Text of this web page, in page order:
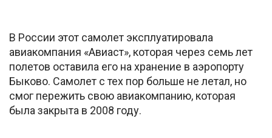
В России этот самолет эксплуатировала
авиакомпания «Авиаст», которая через семь лет
полетов оставила его на хранение в аэропорту
Быково. Самолет с тех пор больше не летал, но
смог пережить свою авиакомпанию, которая
была закрыта в 2008 году.